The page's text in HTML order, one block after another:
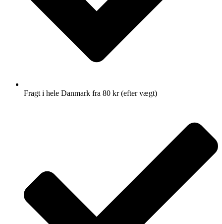
Fragt i hele Danmark fra 80 kr (efter vægt)